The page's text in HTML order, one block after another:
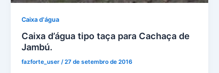
Caixa d'água
Caixa d’água tipo taça para Cachaça de
Jambú.
fazforte_user/27 de setembro de 2016